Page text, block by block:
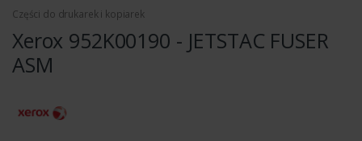
Części do drukarek i kopiarek
Xerox 952K00190 - JETSTAC FUSER
ASM